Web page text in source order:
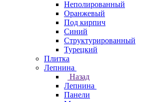
Неполированный
Оранжевый
Под кирпич
Синий
Структурированный
Турецкий
Плитка
Лепнина
Назад
Лепнина
Панели